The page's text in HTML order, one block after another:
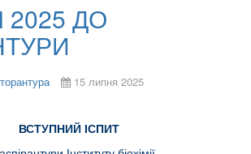
2025 ДО
15 липня 2025
ВСТУПНИЙ ІСПИТ